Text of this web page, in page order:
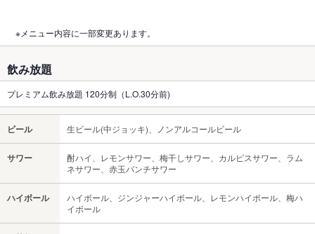
※メニュー内容に一部変更あります。
飲み放題
プレミアム飲み放題 120分制（L.O.30分前)
ビール 生ビール(中ジョッキ)、ノンアルコールビール
サワー
酎ハイ、レモンサワー、梅干しサワー、カルピスサワー、ラム
ネサワー、赤玉パンチサワー
ハイボール
ハイボール、ジンジャーハイボール、レモンハイボール、梅ハ
イボール